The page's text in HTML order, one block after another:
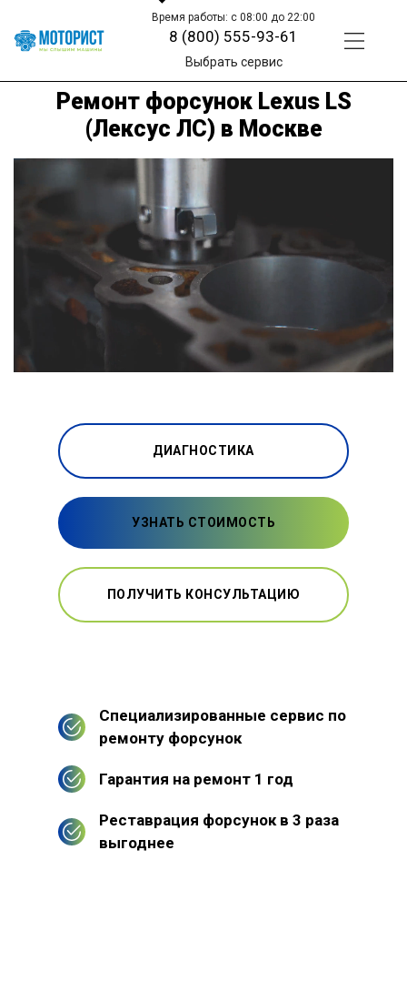
Время работы: с 08:00 до 22:00
8 (800) 555-93-61
Выбрать сервис
Ремонт форсунок Lexus LS
(Лексус ЛС) в Москве
ДИАГНОСТИКА
УЗНАТЬ СТОИМОСТЬ
ПОЛУЧИТЬ КОНСУЛЬТАЦИЮ
Специализированные сервис по
ремонту форсунок
Гарантия на ремонт 1 год
Реставрация форсунок в 3 раза
выгоднее